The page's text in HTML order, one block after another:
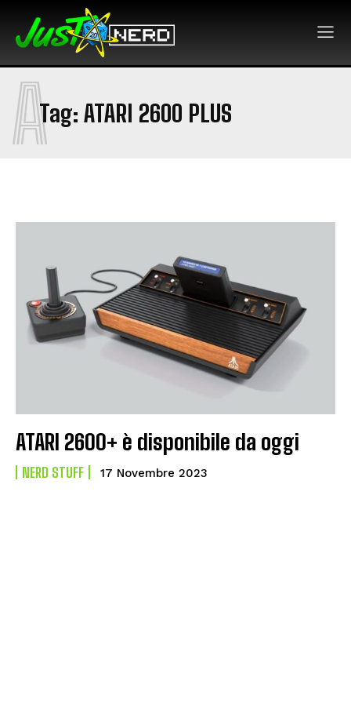
Tag: ATARI 2600 PLUS
A
ATARI 2600+ è disponibile da oggi
NERD STUFF 17 Novembre 2023